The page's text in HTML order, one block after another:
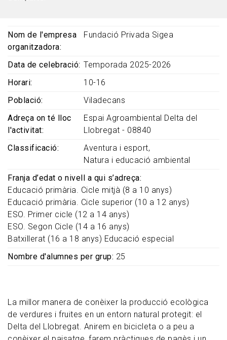
La millor manera de conèixer la producció ecològica
de verdures i fruites en un entorn natural protegit: el
Delta del Llobregat. Anirem en bicicleta o a peu a
Nom de l'empresa
organitzadora
Fundació Privada Sigea
Data de celebració Temporada 2025-2026
Horari
10-16
Població
Viladecans
Adreça on té lloc
l'activitat
Espai Agroambiental Delta del
Llobregat - 08840
Classificació
Aventura i esport
Natura i educació ambiental
Franja d’edat o nivell a qui s’adreça
Educació primària. Cicle mitjà (8 a 10 anys)
Educació primària. Cicle superior (10 a 12 anys)
ESO. Primer cicle (12 a 14 anys)
ESO. Segon Cicle (14 a 16 anys)
Batxillerat (16 a 18 anys) Educació especial
Nombre d'alumnes per grup 25